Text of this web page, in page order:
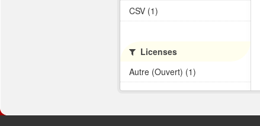
CSV (1)
Licenses
Autre (Ouvert) (1)